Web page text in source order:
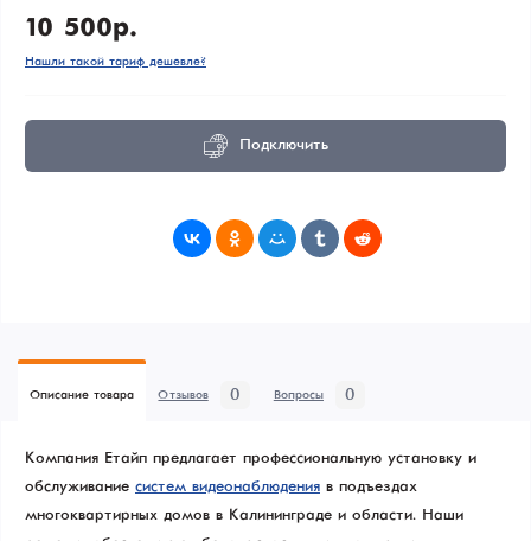
10 500р.
Нашли такой тариф дешевле?
Подключить
Описание товара Отзывов 0 Вопросы 0
Компания Етайп предлагает профессиональную установку и
обслуживание систем видеонаблюдения в подъездах
многоквартирных домов в Калининграде и области. Наши